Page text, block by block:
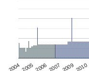
2004 2005 2006 2007 2009 2010